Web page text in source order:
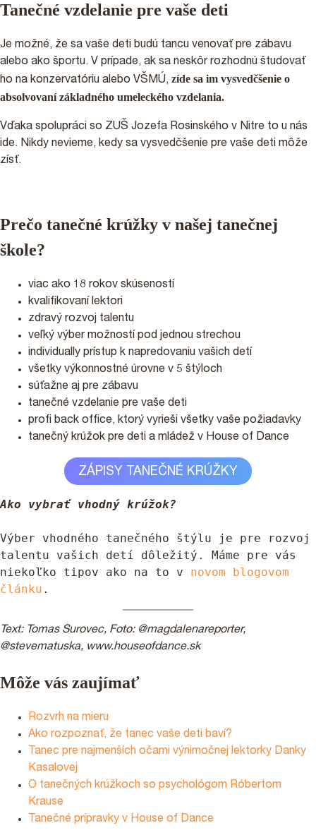
Tanečné vzdelanie pre vaše deti
Je možné, že sa vaše deti budú tancu venovať pre zábavu
alebo ako športu. V prípade, ak sa neskôr rozhodnú študovať
ho na konzervatóriu alebo VŠMÚ, zíde sa im vysvedčšenie o
absolvovaní základného umeleckého vzdelania.
Vďaka spolupráci so ZUŠ Jozefa Rosinského v Nitre to u nás
ide. Nikdy nevieme, kedy sa vysvedčšenie pre vaše deti môže
zísť.
Prečo tanečné krúžky v našej tanečnej
škole?
viac ako 18 rokov skúseností
kvalifikovaní lektori
zdravý rozvoj talentu
veľký výber možností pod jednou strechou
individually prístup k napredovaniu vašich detí
všetky výkonnostné úrovne v 5 štýloch
súťažne aj pre zábavu
tanečné vzdelanie pre vaše deti
profi back office, ktorý vyrieši všetky vaše požiadavky
tanečný krúžok pre deti a mládež v House of Dance
ZÁPISY TANEČNÉ KRÚŽKY
Ako vybrať vhodný krúžok?
Výber vhodného tanečného štýlu je pre rozvoj
talentu vašich detí dôležitý. Máme pre vás
niekoľko tipov ako na to v novom blogovom
článku .
Text: Tomas Surovec, Foto: @magdalenareporter,
@stevematuska, www.houseofdance.sk
Môže vás zaujímať
Rozvrh na mieru
Ako rozpoznať, že tanec vaše deti baví?
Tanec pre najmenších očami výnimočnej lektorky Danky
Kasalovej
O tanečných krúžkoch so psychológom Róbertom
Krause
Tanečné prípravky v House of Dance